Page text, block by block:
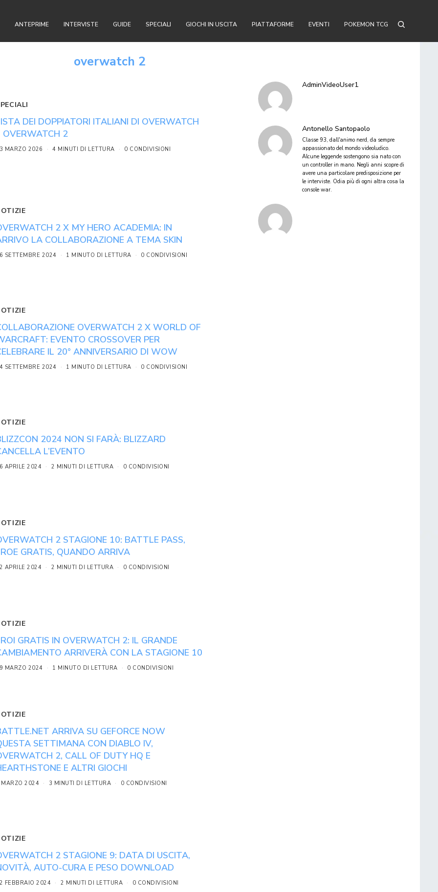
ANTEPRIME INTERVISTE GUIDE SPECIALI GIOCHI IN USCITA PIATTAFORME EVENTI POKEMON TCG
overwatch 2
DEI DOPPIATORI ITALIANI DI OVERWATCH
OVERWATCH 2
MARZO 2026 4 MINUTI DI LETTURA 0 CONDIVISIONI
2 X MY HERO ACADEMIA: IN
LA COLLABORAZIONE A TEMA SKIN
SETTEMBRE 2024 1 MINUTO DI LETTURA 0 CONDIVISIONI
OVERWATCH 2 X WORLD OF
EVENTO CROSSOVER PER
IL 20° ANNIVERSARIO DI WOW
SETTEMBRE 2024 1 MINUTO DI LETTURA 0 CONDIVISIONI
2024 NON SI FARÀ: BLIZZARD
L’EVENTO
APRILE 2024 2 MINUTI DI LETTURA 0 CONDIVISIONI
2 STAGIONE 10: BATTLE PASS,
GRATIS, QUANDO ARRIVA
APRILE 2024 2 MINUTI DI LETTURA 0 CONDIVISIONI
GRATIS IN OVERWATCH 2: IL GRANDE
ARRIVERÀ CON LA STAGIONE 10
MARZO 2024 1 MINUTO DI LETTURA 0 CONDIVISIONI
ARRIVA SU GEFORCE NOW
SETTIMANA CON DIABLO IV,
2, CALL OF DUTY HQ E
E ALTRI GIOCHI
2024 3 MINUTI DI LETTURA 0 CONDIVISIONI
2 STAGIONE 9: DATA DI USCITA,
AUTO-CURA E PESO DOWNLOAD
FEBBRAIO 2024 2 MINUTI DI LETTURA 0 CONDIVISIONI
AdminVideoUser1
Antonello Santopaolo
Classe 93, dall'animo nerd, da sempre
appassionato del mondo videoludico.
Alcune leggende sostengono sia nato con
un controller in mano. Negli anni scopre di
avere una particolare predisposizione per
le interviste. Odia più di ogni altra cosa la
console war.